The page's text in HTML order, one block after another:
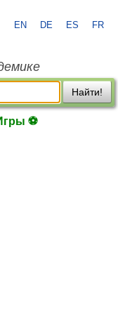
EN DE ES FR
Найти!
⚽